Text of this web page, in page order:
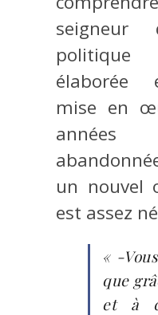
élaborée
mise en
un nouvel
est assez
« -
que
et à